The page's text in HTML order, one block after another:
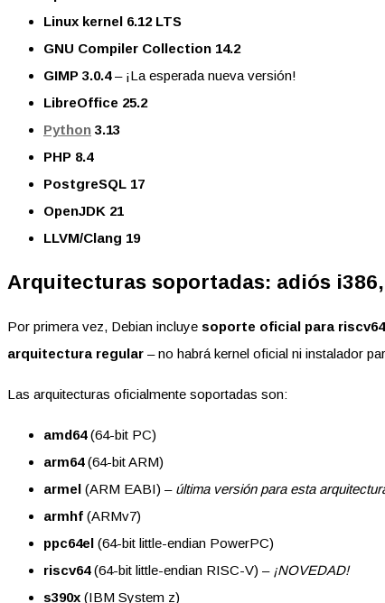
Linux kernel 6.12 LTS
GNU Compiler Collection 14.2
GIMP 3.0.4– ¡La esperada nueva versión!
LibreOffice 25.2
Python 3.13
PHP 8.4
PostgreSQL 17
OpenJDK 21
LLVM/Clang 19
Arquitecturas soportadas: adiós i386,
Por primera vez, Debian incluye soporte oficial para riscv64
arquitectura regular – no habrá kernel oficial ni instalador
Las arquitecturas oficialmente soportadas son:
amd64(64-bit PC)
arm64(64-bit ARM)
armel (ARM EABI) – última versión para esta
armhf (ARMv7)
ppc64el (64-bit little-endian PowerPC)
riscv64(64-bit little-endian RISC-V) – ¡NOVEDAD!
s390x (IBM System z)